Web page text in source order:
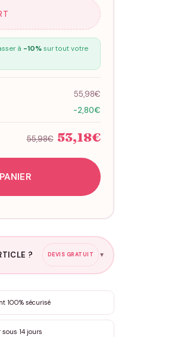
à -10%sur tout votre
55,98€
-2,80€
55,98€ 53,18€
? DEVIS GRATUIT ▼
demande
100% sécurisé
sous 14 jours